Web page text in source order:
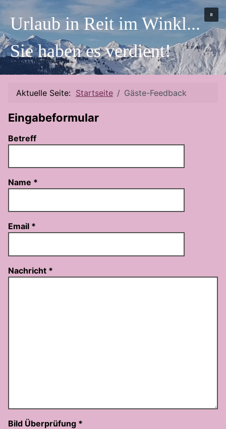
Urlaub in Reit im Winkl...
Sie haben es verdient!
Aktuelle Seite: Startseite Gäste-Feedback
Eingabeformular
Betreff
Name *
Email *
Nachricht *
Bild Überprüfung *